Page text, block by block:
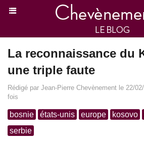
La reconnaissance du
une triple faute
Rédigé par Jean-Pierre Chevènement le 22/
fois
bosnie états-unis europe kosovo
serbie